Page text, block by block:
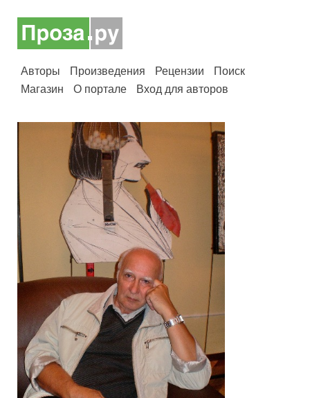
Авторы Произведения Рецензии
Поиск
Магазин
О портале Вход для авторов